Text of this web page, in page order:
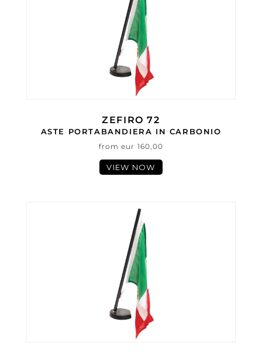
ZEFIRO 72
ASTE PORTABANDIERA IN CARBONIO
from eur 160,00
VIEW NOW